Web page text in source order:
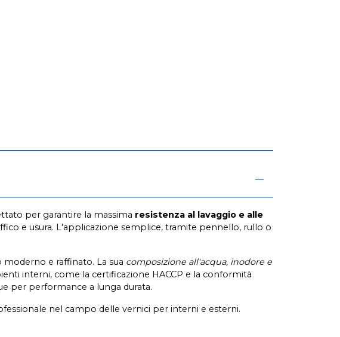
per garantire la massima resistenza al lavaggio e alle
e usura. L'applicazione semplice, tramite pennello, rullo o
e raffinato. La sua composizione all'acqua, inodore e
interni, come la certificazione HACCP e la conformità
per performance a lunga durata.
nel campo delle vernici per interni e esterni.